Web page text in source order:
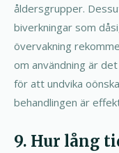
åldersgrupper.
biverkningar som
övervakning
om användning är
för att undvika
behandlingen är
9. Hur lång